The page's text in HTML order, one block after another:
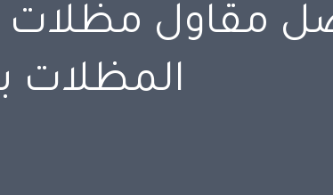
مقاول مظلات
المظلات